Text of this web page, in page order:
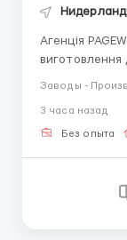
Агенція
виготовлення
підбору вакансії: Головний Рекрутер:
Шевченко Телефон для консультацій \ для підбору
Заводы -
3 часа назад
Без опыта